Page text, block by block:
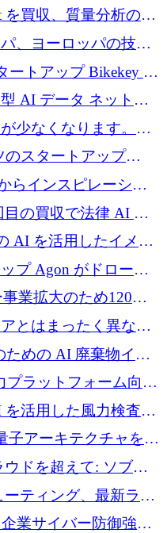
を買収、質量分析の専
品の品質管理を拡大
、ヨーロッパの技術
に11億ユーロのファ
ートアップ Bikekey が
保AI データ ネットワ
ルを調達
少なくなります。
パのテクノロジーに
スタートアップ
調達
らインスピレーショ
ウェアを拡張するた
を調達
目の買収で法律 AI ス
収
AI を活用したイメー
を拡張するためにシ
を確保
プ Agon がドローン
を構築、3,000 万ドル
業拡大のため120万
とはまったく異なる
の「控えめな」後任
ための AI 廃棄物イン
ためにシリーズ B で
ラットフォーム向け
ドを獲得
を活用した風力検査の
ポンド以上を確保
子アーキテクチャを拡
ルを調達
ドを超えて: ソブリ
対する DFINITY の
ティング、最新ラウ
ドルを目標
業サイバー防御強化